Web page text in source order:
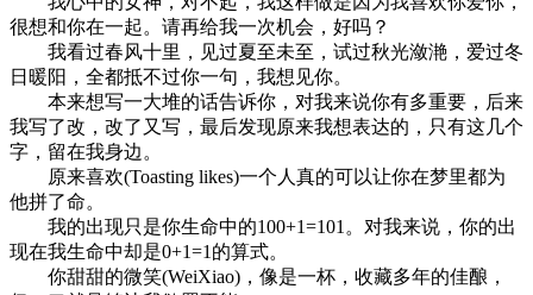
很想和你在一起。请再给我一次机会，好吗？
我看过春风十里，见过夏至未至，试过秋光潋滟，爱过冬
日暖阳，全都抵不过你一句，我想见你。
本来想写一大堆的话告诉你，对我来说你有多重要，后来
我写了改，改了又写，最后发现原来我想表达的，只有这几个
字，留在我身边。
原来喜欢(Toasting likes)一个人真的可以让你在梦里都为
他拼了命。
我的出现只是你生命中的100+1=101。对我来说，你的出
现在我生命中却是0+1=1的算式。
你甜甜的微笑(WeiXiao)，像是一杯，收藏多年的佳酿，